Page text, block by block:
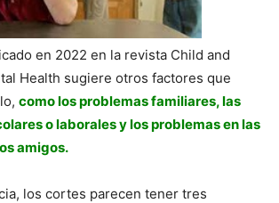
en 2022 en la revista Child and
Health sugiere otros factores que
como los problemas familiares, las
o laborales y los problemas en las
amigos.
los cortes parecen tener tres